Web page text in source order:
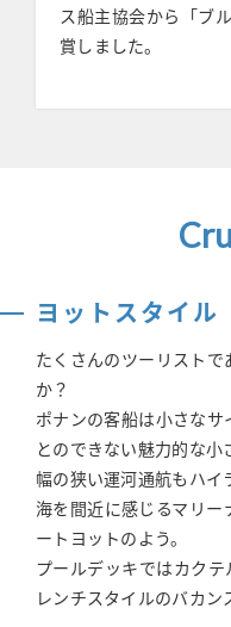
ス船主協会から「ブ
賞しました。
ヨットスタイル
たくさんのツーリスト
か？
ポナンの客船は小さな
とのできない魅力的な小
幅の狭い運河通航もハイ
海を間近に感じるマリ
ートヨットのよう。
プールデッキではカク
レンチスタイルのバカン